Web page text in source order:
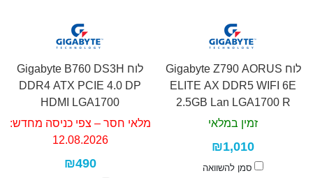
לוח Gigabyte Z790 AORUS
ELITE AX DDR5 WIFI 6E
2.5GB Lan LGA1700 R
זמין במלאי
₪1,010
סמן להשוואה
לוח Gigabyte B760 DS3H
DDR4 ATX PCIE 4.0 DP
HDMI LGA1700
מלאי חסר – צפי כניסה מחדש:
12.08.2026
₪490